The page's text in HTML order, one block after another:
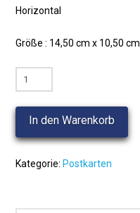
Horizontal
Größe : 14,50 cm x 10,50 cm
Carte
recette
:
tourte
lorraine
In den Warenkorb
Kategorie: Postkarten